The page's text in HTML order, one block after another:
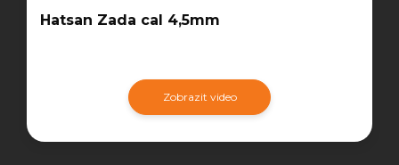
Hatsan Zada cal 4,5mm
Zobrazit video